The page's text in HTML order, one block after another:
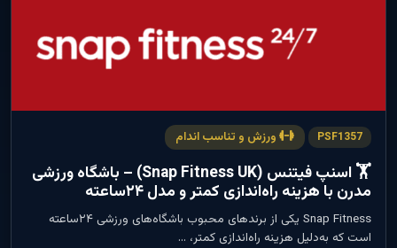
PSF1357 ورزش و تناسب اندام
🏋️ اسنپ فیتنس (Snap Fitness UK) – باشگاه ورزشی
مدرن با هزینه راه‌اندازی کمتر و مدل ۲۴ساعته
Snap Fitness یکی از برندهای محبوب باشگاه‌های ورزشی ۲۴ساعته
است که به‌دلیل هزینه راه‌اندازی کمتر، …